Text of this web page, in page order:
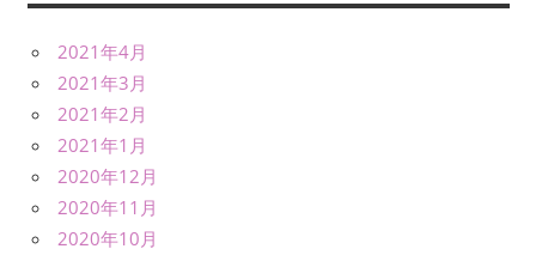
2021年4月
2021年3月
2021年2月
2021年1月
2020年12月
2020年11月
2020年10月